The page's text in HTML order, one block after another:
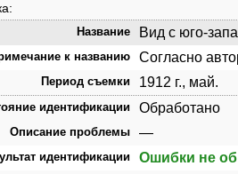
Название Вид с юго-
к названию Согласно
Период съемки 1912 г., май.
идентификации Обработано
Описание проблемы —
идентификации Ошибки не